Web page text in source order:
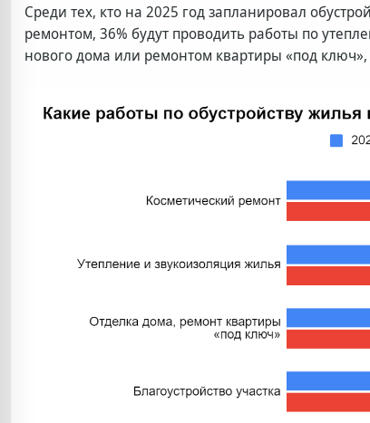
Среди тех, кто на 2025 год запланировал
ремонтом, 36% будут проводить работы по
нового дома или ремонтом квартиры «под ключ»,